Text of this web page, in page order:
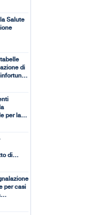
Salute
di
..
di
per casi